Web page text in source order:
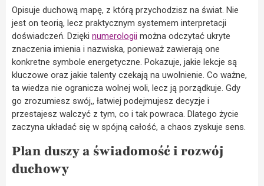
Opisuje duchową mapę, z którą przychodzisz na świat. Nie
jest on teorią, lecz praktycznym systemem interpretacji
doświadczeń. Dzięki numerologii można odczytać ukryte
znaczenia imienia i nazwiska, ponieważ zawierają one
konkretne symbole energetyczne. Pokazuje, jakie lekcje są
kluczowe oraz jakie talenty czekają na uwolnienie. Co ważne,
ta wiedza nie ogranicza wolnej woli, lecz ją porządkuje. Gdy
go zrozumiesz swój,, łatwiej podejmujesz decyzje i
przestajesz walczyć z tym, co i tak powraca. Dlatego życie
zaczyna układać się w spójną całość, a chaos zyskuje sens.
Plan duszy a świadomość i rozwój
duchowy